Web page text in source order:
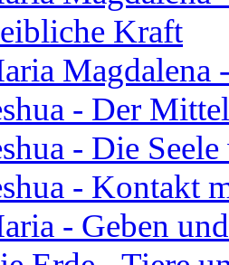
Kraft
Magdalena
- Der
- Die
- Kontakt
- Geben